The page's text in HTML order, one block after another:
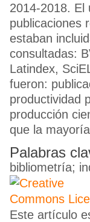
2014-2018. El
publicaciones
estaban
consultadas:
Latindex,
fueron:
productividad
producción
que la
Palabras
bibliometría;
Este artículo